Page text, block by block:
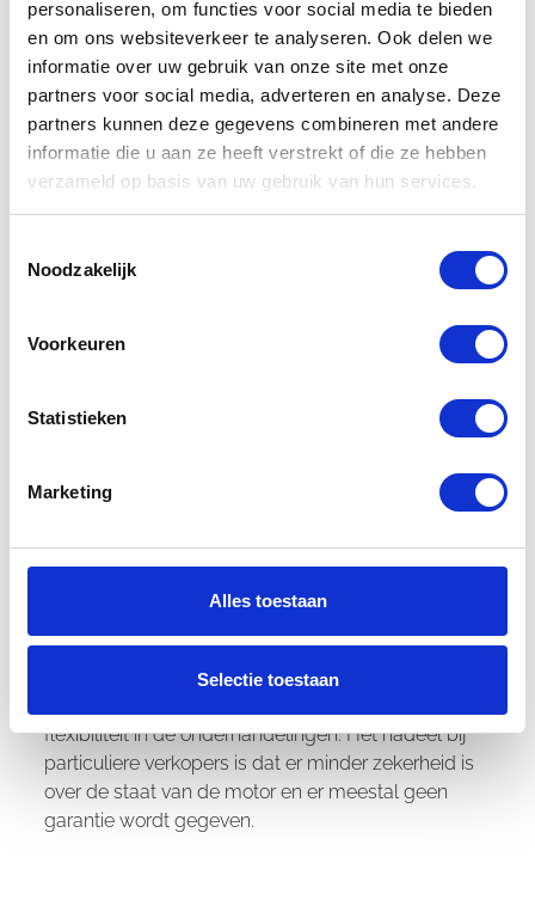
personaliseren, om functies voor social media te bieden
en om ons websiteverkeer te analyseren. Ook delen we
informatie over uw gebruik van onze site met onze
partners voor social media, adverteren en analyse. Deze
partners kunnen deze gegevens combineren met andere
informatie die u aan ze heeft verstrekt of die ze hebben
verzameld op basis van uw gebruik van hun services.
Noodzakelijk
Voorkeuren
Statistieken
Marketing
Alles toestaan
Selectie toestaan
tweedehands motor?
Onderhandelen over de prijs van een tweedehands
motor begint met goed onderzoek. Ken de
marktwaarde van het model waarin je
assertief en wees bereid om weg te lopen als de
gebreken of noodzakelijke reparaties aan te kaarten
als argument voor een lagere prijs.
nadelen van het kopen
motor bij een dealer
versus een particulier?
Het kopen van een tweedehands motor bij een
financieringsoptiesen een gecontroleerde staat van
de motor. Particuliere verkopers kunnen echter
flexibiliteit in de onderhandelingen. Het nadeel bij
particuliere verkopers is dat er minder zekerheid is
over de staat van de motor en er meestal geen
garantie wordt gegeven.